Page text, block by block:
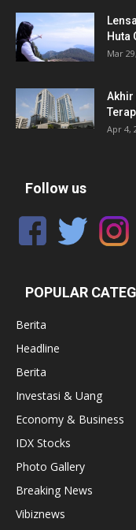
Huta
Mar
Akhir
Apr 4,
Follow us
POPULAR
Berita
Headline
Berita
Investasi & Uang
Economy & Business
IDX Stocks
Photo Gallery
Breaking News
Vibiznews